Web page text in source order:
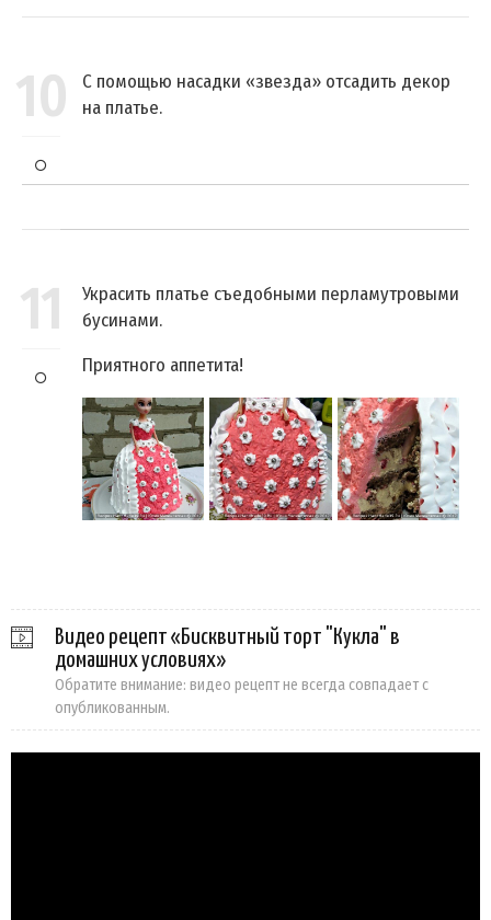
10
С помощью насадки «звезда» отсадить декор
на платье.
11
Украсить платье съедобными перламутровыми
бусинами.
Приятного аппетита!
Видео рецепт «Бисквитный торт "Кукла" в
домашних условиях»
Обратите внимание: видео рецепт не всегда совпадает с
опубликованным.